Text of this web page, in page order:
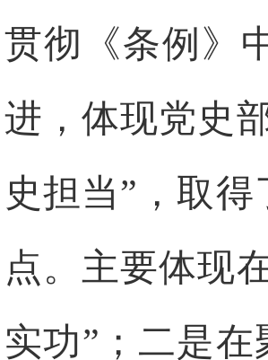
贯彻《条例》
进，体现党史
史担当”，取
点。主要体现
实功”；二是